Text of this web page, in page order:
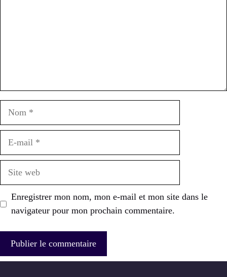
Enregistrer mon nom, mon e-mail et mon site dans le
navigateur pour mon prochain commentaire.